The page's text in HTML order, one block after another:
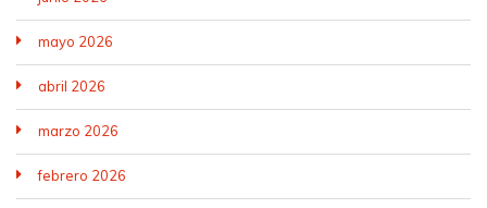
mayo 2026
abril 2026
marzo 2026
febrero 2026